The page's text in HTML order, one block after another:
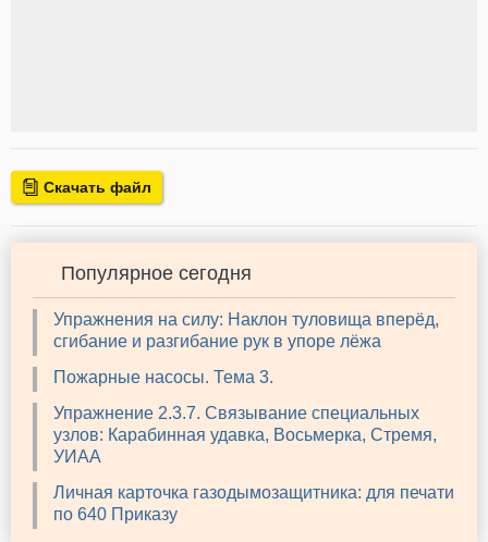
Скачать файл
Популярное сегодня
Упражнения на силу: Наклон туловища вперёд,
сгибание и разгибание рук в упоре лёжа
Пожарные насосы. Тема 3.
Упражнение 2.3.7. Связывание специальных
узлов: Карабинная удавка, Восьмерка, Стремя,
УИАА
Личная карточка газодымозащитника: для печати
по 640 Приказу